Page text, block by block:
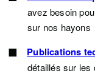
avez besoin
sur nos hayons
Publications
détaillés sur les